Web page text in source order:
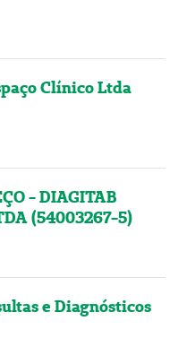
Clínico Ltda
- DIAGITAB
(54003267-5)
e Diagnósticos